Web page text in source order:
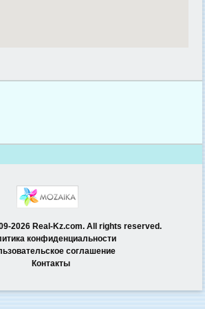
2026 Real-Kz.com. All rights reserved.
конфиденциальности
соглашение
Контакты